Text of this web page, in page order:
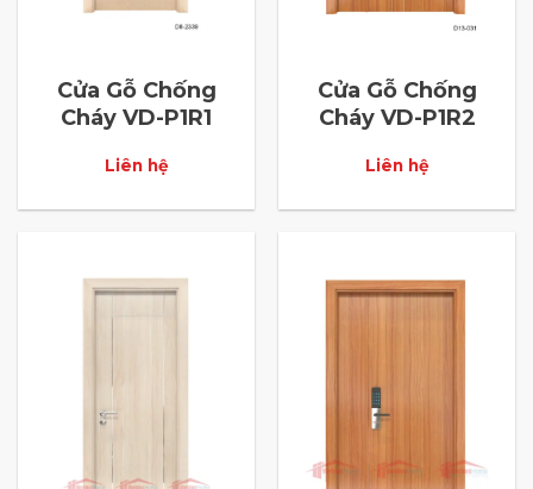
Cửa Gỗ Chống
Cháy VD-P1R1
Liên hệ
Cửa Gỗ Chống
Cháy VD-P1R2
Liên hệ